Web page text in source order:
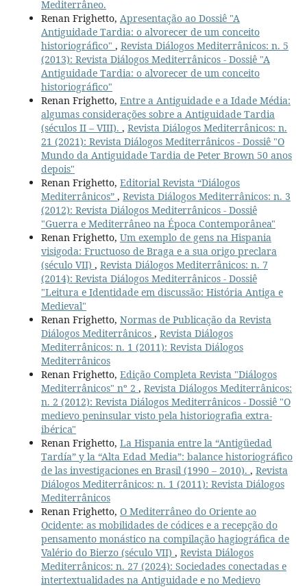
Mediterrâneo.
Renan Frighetto, Apresentação ao Dossiê "A
Antiguidade Tardia: o alvorecer de um conceito
historiográfico" , Revista Diálogos Mediterrânicos: n. 5
(2013): Revista Diálogos Mediterrânicos - Dossiê "A
Antiguidade Tardia: o alvorecer de um conceito
historiográfico"
Renan Frighetto, Entre a Antiguidade e a Idade Média:
algumas considerações sobre a Antiguidade Tardia
(séculos II – VIII). , Revista Diálogos Mediterrânicos: n.
21 (2021): Revista Diálogos Mediterrânicos - Dossiê "O
Mundo da Antiguidade Tardia de Peter Brown 50 anos
depois"
Renan Frighetto, Editorial Revista “Diálogos
Mediterrânicos” , Revista Diálogos Mediterrânicos: n. 3
(2012): Revista Diálogos Mediterrânicos - Dossiê
"Guerra e Mediterrâneo na Época Contemporânea"
Renan Frighetto, Um exemplo de gens na Hispania
visigoda: Fructuoso de Braga e a sua origo preclara
(século VII) , Revista Diálogos Mediterrânicos: n. 7
(2014): Revista Diálogos Mediterrânicos - Dossiê
"Leitura e Identidade em discussão: História Antiga e
Medieval"
Renan Frighetto, Normas de Publicação da Revista
Diálogos Mediterrânicos , Revista Diálogos
Mediterrânicos: n. 1 (2011): Revista Diálogos
Mediterrânicos
Renan Frighetto, Edição Completa Revista "Diálogos
Mediterrânicos" nº 2 , Revista Diálogos Mediterrânicos:
n. 2 (2012): Revista Diálogos Mediterrânicos - Dossiê "O
medievo peninsular visto pela historiografia extra-
ibérica"
Renan Frighetto, La Hispania entre la “Antigüedad
Tardía” y la “Alta Edad Media”: balance historiográfico
de las investigaciones en Brasil (1990 – 2010). , Revista
Diálogos Mediterrânicos: n. 1 (2011): Revista Diálogos
Mediterrânicos
Renan Frighetto, O Mediterrâneo do Oriente ao
Ocidente: as mobilidades de códices e a recepção do
pensamento monástico na compilação hagiográfica de
Valério do Bierzo (século VII) , Revista Diálogos
Mediterrânicos: n. 27 (2024): Sociedades conectadas e
intertextualidades na Antiguidade e no Medievo